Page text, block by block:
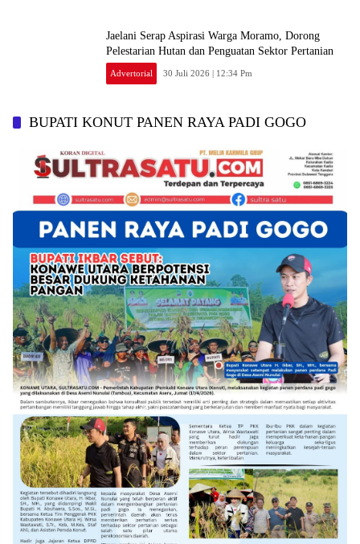
Jaelani Serap Aspirasi Warga Moramo, Dorong
Pelestarian Hutan dan Penguatan Sektor Pertanian
Advertorial 30 Juli 2026 | 12:34 Pm
BUPATI KONUT PANEN RAYA PADI GOGO